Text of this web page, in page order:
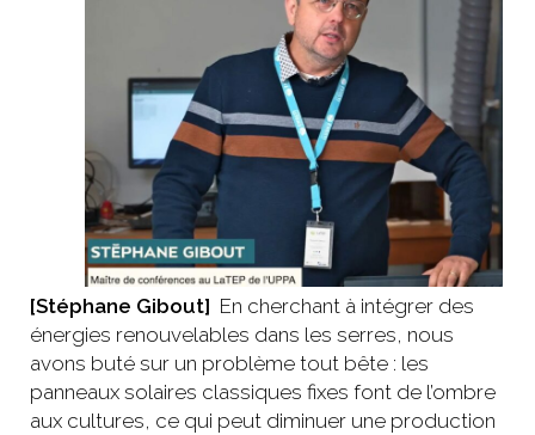
[Stéphane Gibout] En cherchant à intégrer des
énergies renouvelables dans les serres, nous
avons buté sur un problème tout bête : les
panneaux solaires classiques fixes font de l’ombre
aux cultures, ce qui peut diminuer une production